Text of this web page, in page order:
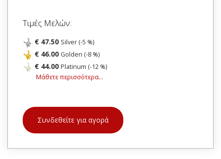
Τιμές Μελών:
€ 47.50 Silver (-5 %)
€ 46.00 Golden (-8 %)
€ 44.00 Platinum (-12 %)
Μάθετε περισσότερα...
Συνδεθείτε για αγορά